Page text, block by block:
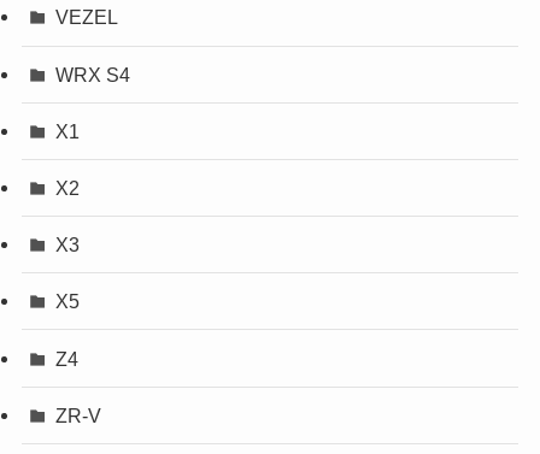
VEZEL
WRX S4
X1
X2
X3
X5
Z4
ZR-V